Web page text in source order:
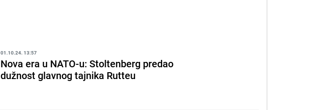
01.10.24. 13:57
Nova era u NATO-u: Stoltenberg predao
dužnost glavnog tajnika Rutteu